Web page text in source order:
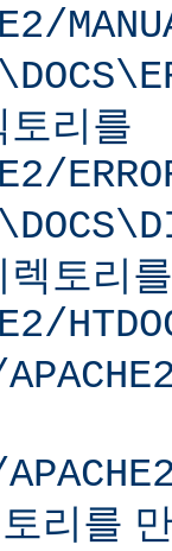
토리를
렉토리를
리를